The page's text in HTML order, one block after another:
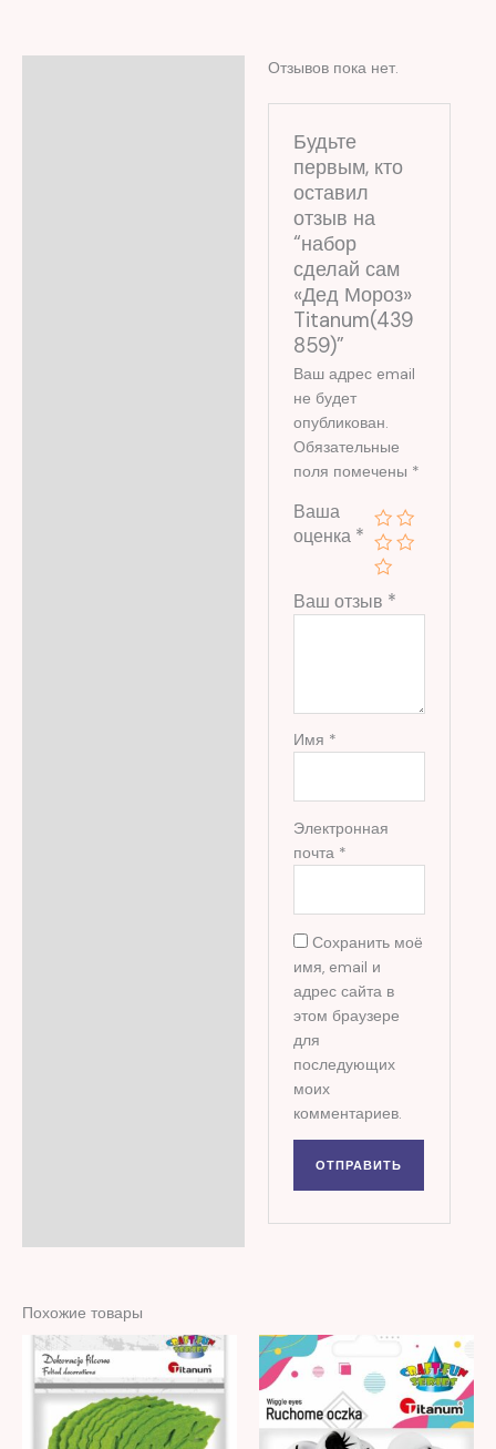
Отзывов пока нет.
Будьте
первым, кто
оставил
отзыв на
“набор
сделай сам
«Дед Мороз»
Titanum(439
859)”
Ваш адрес email
не будет
опубликован.
Обязательные
поля помечены *
Ваша
оценка *
Ваш отзыв *
Имя *
Электронная
почта *
Сохранить моё
имя, email и
адрес сайта в
этом браузере
для
последующих
моих
комментариев.
Похожие товары